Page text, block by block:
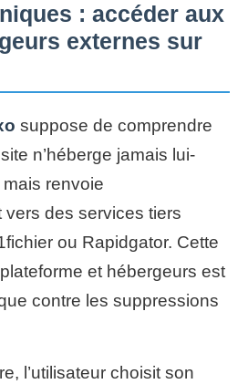
: accéder aux
externes sur
suppose de comprendre
n’héberge jamais lui-
renvoie
des services tiers
ou Rapidgator. Cette
et hébergeurs est
contre les suppressions
l’utilisateur choisit son